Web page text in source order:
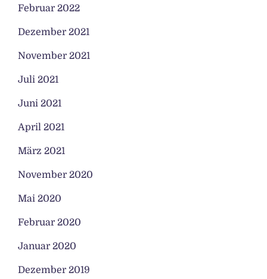
Februar 2022
Dezember 2021
November 2021
Juli 2021
Juni 2021
April 2021
März 2021
November 2020
Mai 2020
Februar 2020
Januar 2020
Dezember 2019